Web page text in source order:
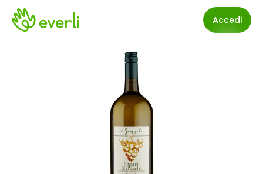
Accedi